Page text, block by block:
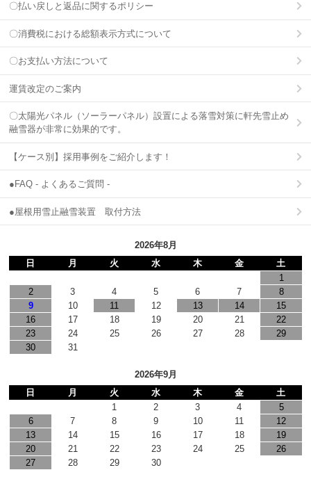
〇払い戻しと返品に関するポリシー
〇消費税における総額表示方式について
〇お支払い方法について
運賃改定のご案内
〇太陽光パネル（ソーラーパネル）設置による落雪対策に軒先雪止め
融雪器が非常に効果的です。
【ケース別】採用事例をご紹介します！
●FAQ - よくあるご質問 -
●屋根用雪止融雪装置 取付方法
2026年8月
日
月 火 水 木 金
土
1
2
3 4 5 6 7
8
9
10 11 12 13 14
15
16
17 18 19 20 21
22
23
24 25 26 27 28
29
30
31
2026年9月
日
月 火 水 木 金
土
1
2 3 4
5
6
7 8 9 10 11
12
13
14 15 16 17 18
19
20
21 22 23 24 25
26
27
28 29 30